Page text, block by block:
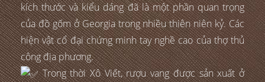
kích thước và kiểu dáng đã là một phần quan trọng
của đồ gốm ở Georgia trong nhiều thiên niên kỷ. Các
hiện vật cổ đại chứng minh tay nghề cao của thợ thủ
công địa phương.
Trong thời Xô Viết, rượu vang được sản xuất ở